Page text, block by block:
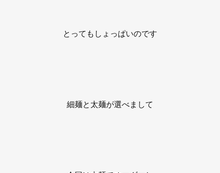
とってもしょっぱいのです
細麺と太麺が選べまして